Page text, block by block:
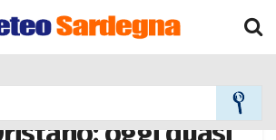
oggi quasi